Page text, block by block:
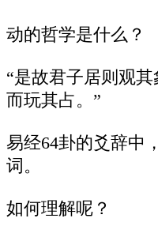
动的哲学是什么？
“是故君子居则观
而玩其占。”
易经64卦的爻辞中
词。
如何理解呢？